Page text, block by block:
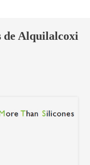
de Alquilalcoxi